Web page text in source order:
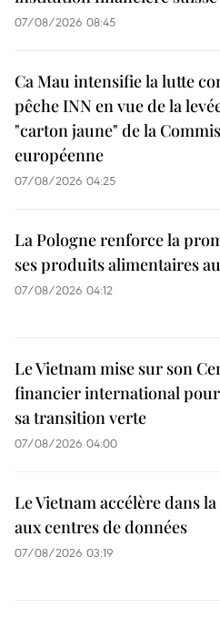
07/08/2026 08:45
Ca Mau intensifie la lutte
pêche INN en vue de la
"carton jaune" de la
européenne
07/08/2026 04:25
La Pologne renforce la
ses produits alimentaires
07/08/2026 04:12
Le Vietnam mise sur son
financier international
sa transition verte
07/08/2026 04:00
Le Vietnam accélère dans
aux centres de données
07/08/2026 03:19